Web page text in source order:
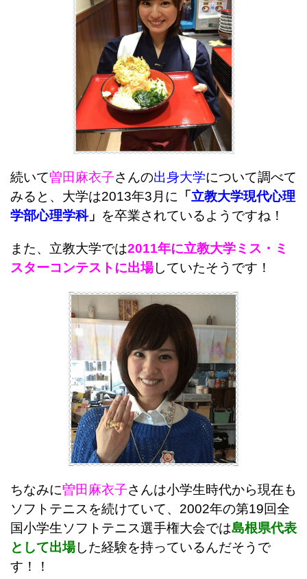
続いて曽田麻衣子さんの出身大学について調べて
みると、大学は2013年3月に 「立教大学現代心理
学部心理学科」 を卒業されているようですね！
また、立教大学では2011年に立教大学ミス・ミ
スターコンテストに出場していたそうです！
ちなみに曽田麻衣子さんは小学生時代から現在も
ソフトテニスを続けていて、2002年の第19回全
国小学生ソフトテニス選手権大会では島根県代表
として出場した経験を持っているんだそうで
す！！